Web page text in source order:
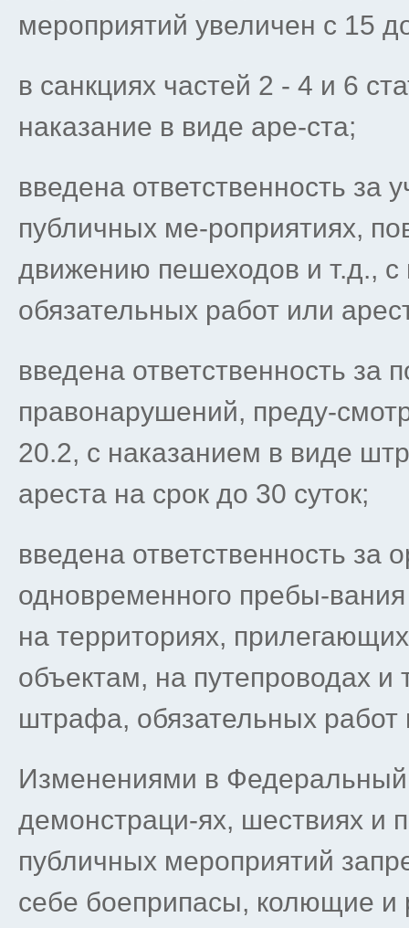
мероприятий увеличен с 15
в санкциях частей 2 - 4 и 6
наказание в виде аре-ста;
введена ответственность за
публичных ме-роприятиях,
движению пешеходов и т.д.,
обязательных работ или
введена ответственность за
правонарушений, преду-
20.2, с наказанием в виде
ареста на срок до 30 суток;
введена ответственность за
одновременного пребы-
на территориях,
объектам, на путепроводах и
штрафа, обязательных работ
Изменениями в Федеральный
демонстраци-ях, шествиях и
публичных мероприятий
себе боеприпасы, колющие